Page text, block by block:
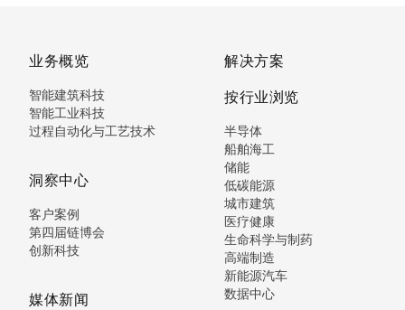
业务概览
智能建筑科技
智能工业科技
过程自动化与工艺技术
洞察中心
客户案例
第四届链博会
创新科技
媒体新闻
解决方案
按行业浏览
半导体
船舶海工
储能
低碳能源
城市建筑
医疗健康
生命科学与制药
高端制造
新能源汽车
数据中心